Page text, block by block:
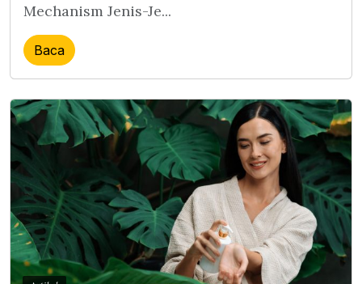
Mechanism Jenis-Je...
Baca